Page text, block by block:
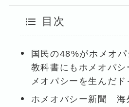
目次
国民の48%がホメオパ
教科書にもホメオパシ
メオパシーを生んだド
ホメオパシー新聞 海